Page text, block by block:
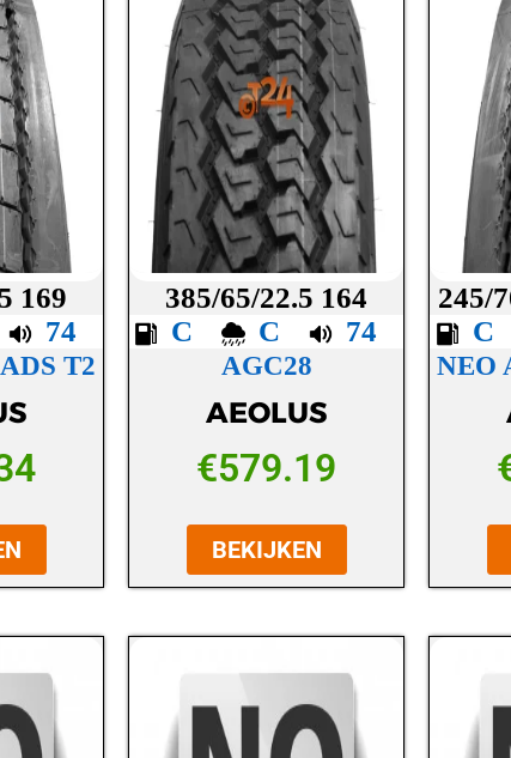
169
74
T2
385/65/22.5 164
C
C 74
AGC28
AEOLUS
€579.19
BEKIJKEN
245/
C
NEO